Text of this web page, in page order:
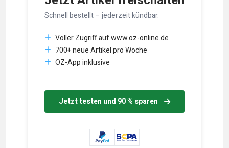
Schnell bestellt – jederzeit kündbar.
Voller Zugriff auf www.oz-online.de
700+ neue Artikel pro Woche
OZ-App inklusive
Jetzt testen und 90 % sparen